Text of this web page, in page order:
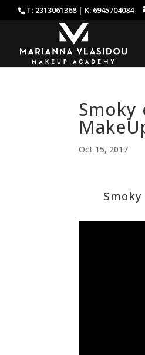
Τ: 2313061368 | Κ: 6945704084
Oct 15, 2017